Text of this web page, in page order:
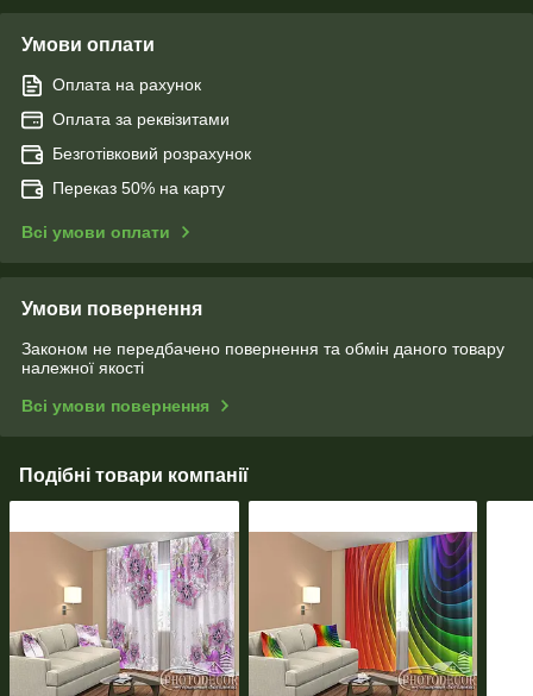
Умови оплати
Оплата на рахунок
Оплата за реквізитами
Безготівковий розрахунок
Переказ 50% на карту
Всі умови оплати
Умови повернення
Законом не передбачено повернення та обмін даного товару
належної якості
Всі умови повернення
Подібні товари компанії